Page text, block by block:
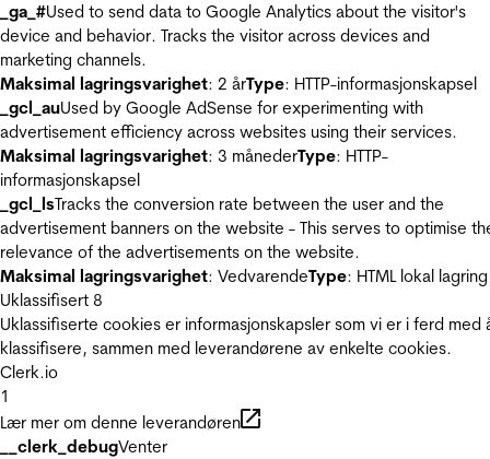
_ga_#Used to send data to Google Analytics about the visitor's
device and behavior. Tracks the visitor across devices and
marketing channels.
Maksimal lagringsvarighet: 2 årType: HTTP-informasjonskapsel
_gcl_auUsed by Google AdSense for experimenting with
advertisement efficiency across websites using their services.
Maksimal lagringsvarighet: 3 månederType: HTTP-
informasjonskapsel
_gcl_lsTracks the conversion rate between the user and the
advertisement banners on the website - This serves to optimise
relevance of the advertisements on the website.
Maksimal lagringsvarighet: VedvarendeType: HTML lokal lagring
Uklassifisert 8
Uklassifiserte cookies er informasjonskapsler som vi er i ferd med
klassifisere, sammen med leverandørene av enkelte cookies.
Clerk.io
1
Lær mer om denne leverandøren
__clerk_debugVenter